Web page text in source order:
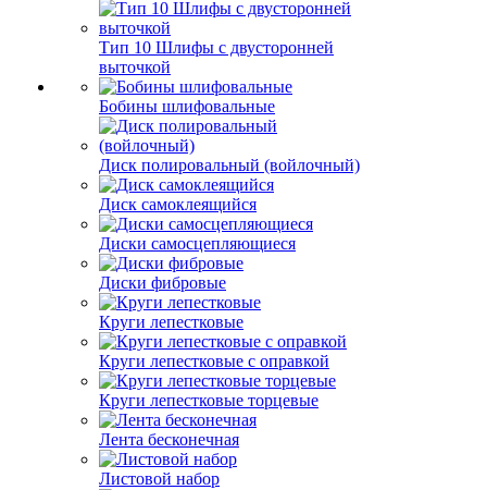
Тип 10 Шлифы с двусторонней
выточкой
Бобины шлифовальные
Диск полировальный (войлочный)
Диск самоклеящийся
Диски самосцепляющиеся
Диски фибровые
Круги лепестковые
Круги лепестковые с оправкой
Круги лепестковые торцевые
Лента бесконечная
Листовой набор